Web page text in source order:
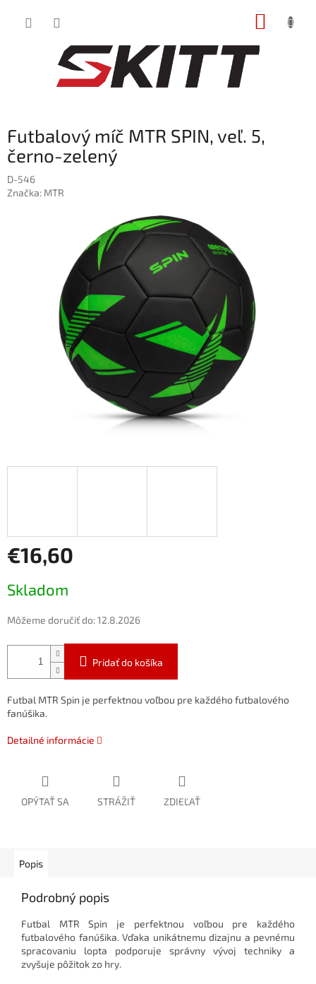
Futbalový míč MTR SPIN, veľ. 5,
černo-zelený
D-546
Značka: MTR
€16,60
cena:
Skladom
Môžeme doručiť do:12.8.2026
Pridať do košíka
Futbal MTR Spin je perfektnou voľbou pre každého futbalového
fanúšika.
Detailné informácie
OPÝTAŤ SA STRÁŽIŤ ZDIEĽAŤ
Popis
Podrobný popis
Futbal MTR Spin je perfektnou voľbou pre každého
futbalového fanúšika. Vďaka unikátnemu dizajnu a pevnému
spracovaniu lopta podporuje správny vývoj techniky a
zvyšuje pôžitok zo hry.